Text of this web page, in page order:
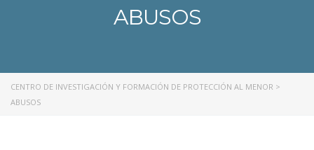
ABUSOS
CENTRO DE INVESTIGACIÓN Y FORMACIÓN DE PROTECCIÓN AL MENOR >
ABUSOS